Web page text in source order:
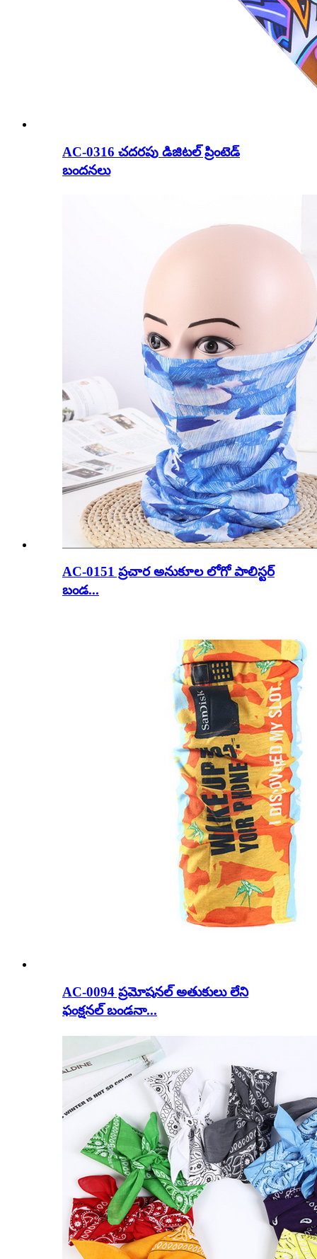
AC-0316 చదరపు డిజిటల్ ప్రింటెడ్
బందనలు
AC-0151 ప్రచార అనుకూల లోగో పాలిస్టర్
బండ...
AC-0094 ప్రమోషనల్ అతుకులు లేని
ఫంక్షనల్ బండనా...